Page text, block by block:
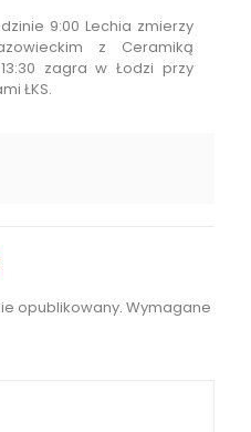
9:00 Lechia zmierzy
z Ceramiką
zagra w Łodzi przy
ŁKS.
opublikowany. Wymagane